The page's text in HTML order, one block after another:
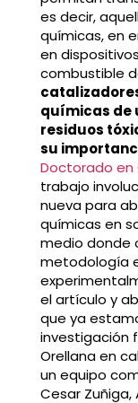
es decir,
químicas, en
en
combustible
químicas de
residuos
su
Doctorado en
trabajo
nueva para
químicas en
medio donde
metodología
el artículo y
que ya
investigación
Orellana en
un equipo
Cesar